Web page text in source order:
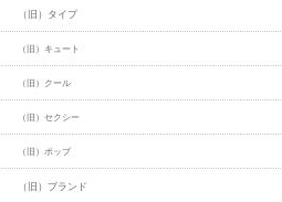
（旧）タイプ
（旧）キュート
（旧）クール
（旧）セクシー
（旧）ポップ
（旧）ブランド